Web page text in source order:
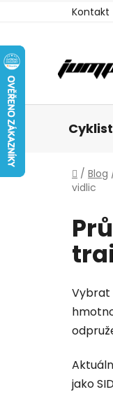
Kontakt
Domů
/ Blog
vidlic
Vybrat
jako